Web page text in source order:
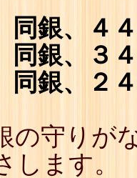
同銀、４
同銀、３
同銀、２
の守りが
します。